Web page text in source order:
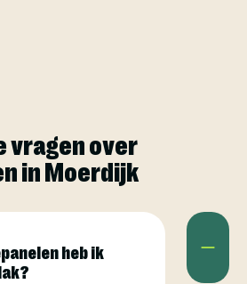
vragen over
in Moerdijk
heb ik